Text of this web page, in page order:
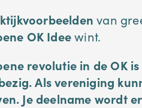
van
OK Ideewint.
revolutie in de OK
Als vereniging
Je deelname wordt